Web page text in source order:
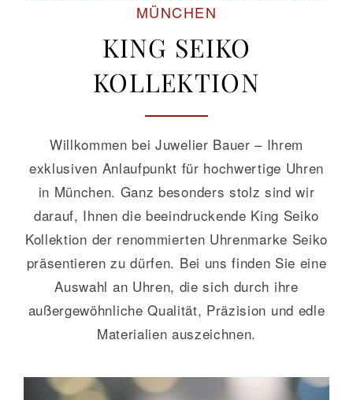
GALERIE
MÜNCHEN
KING SEIKO
KOLLEKTION
Willkommen bei Juwelier Bauer – Ihrem
exklusiven Anlaufpunkt für hochwertige Uhren
in München. Ganz besonders stolz sind wir
darauf, Ihnen die beeindruckende King Seiko
Kollektion der renommierten Uhrenmarke Seiko
präsentieren zu dürfen. Bei uns finden Sie eine
Auswahl an Uhren, die sich durch ihre
außergewöhnliche Qualität, Präzision und edle
Materialien auszeichnen.